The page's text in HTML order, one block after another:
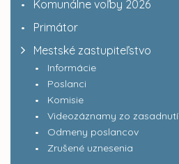
Komunálne voľby 2026
Primátor
Mestské zastupiteľstvo
Informácie
Poslanci
Komisie
Videozáznamy zo zasadnutí
Odmeny poslancov
Zrušené uznesenia